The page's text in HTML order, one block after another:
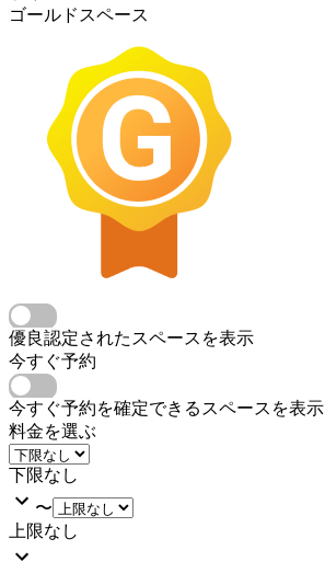
ゴールドスペース
優良認定されたスペースを表示
今すぐ予約
今すぐ予約を確定できるスペースを表示
料金を選ぶ
下限なし
〜
上限なし